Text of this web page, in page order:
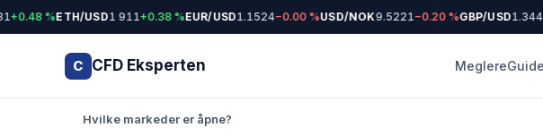
+0.48 %ETH/USD1 911+0.38 %EUR/USD1.1524−0.00 %USD/NOK9.5221−0.20 %GBP/USD1.3444
C CFD Eksperten Meglere
Hvilke markeder er åpne?